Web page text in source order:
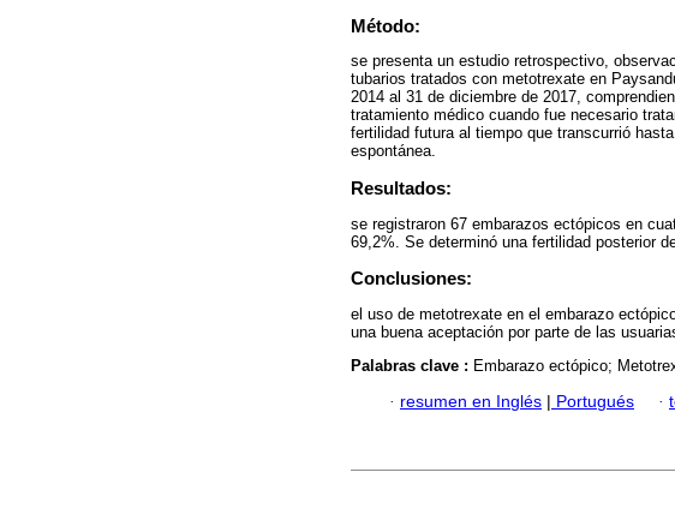
Método:
se presenta un estudio retrospectivo,
tubarios tratados con metotrexate en
2014 al 31 de diciembre de 2017,
tratamiento médico cuando fue necesario
fertilidad futura al tiempo que transcurrió
espontánea.
Resultados:
se registraron 67 embarazos ectópicos en
69,2%. Se determinó una fertilidad posterior
Conclusiones:
el uso de metotrexate en el embarazo
una buena aceptación por parte de las
Palabras clave : Embarazo ectópico;
· resumen en Inglés Portugués ·